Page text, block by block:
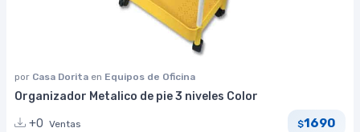
por Casa Dorita en Equipos de Oficina
Organizador Metalico de pie 3 niveles Color
+0 Ventas $1690